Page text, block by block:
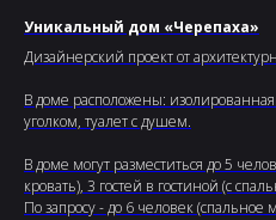
Уникальный дом «Черепаха»
Дизайнерский проект от
В доме расположены:
уголком, туалет с душем.
В доме могут разместиться до 5
кровать), 3 гостей в гостиной (с
По запросу - до 6 человек (спальное